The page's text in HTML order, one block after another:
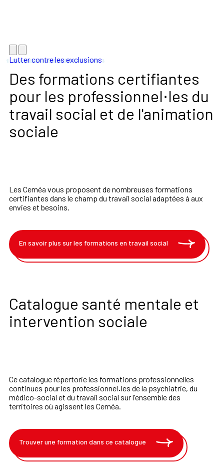
Lutter contre les exclusions
Des formations certifiantes
pour les professionnel⋅les du
travail social et de l'animation
sociale
Les Ceméa vous proposent de nombreuses formations
certifiantes dans le champ du travail social adaptées à aux
envies et besoins.
En savoir plus sur les formations en travail social
Catalogue santé mentale et
intervention sociale
Ce catalogue répertorie les formations professionnelles
continues pour les professionnel·les de la psychiatrie, du
médico-social et du travail social sur l'ensemble des
territoires où agissent les Ceméa.
Trouver une formation dans ce catalogue